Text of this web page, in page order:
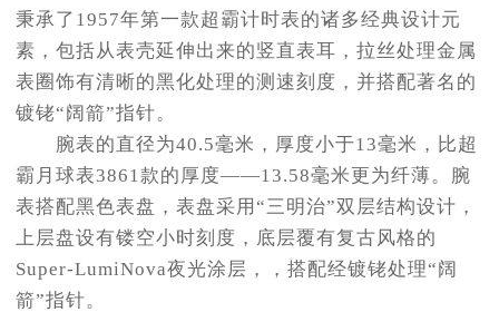
秉承了1957年第一款超霸计时表的诸多经典设计元
素，包括从表壳延伸出来的竖直表耳，拉丝处理金属
表圈饰有清晰的黑化处理的测速刻度，并搭配著名的
镀铑“阔箭”指针。
腕表的直径为40.5毫米，厚度小于13毫米，比超
霸月球表3861款的厚度——13.58毫米更为纤薄。腕
表搭配黑色表盘，表盘采用“三明治”双层结构设计，
上层盘设有镂空小时刻度，底层覆有复古风格的
Super-LumiNova夜光涂层，，搭配经镀铑处理“阔
箭”指针。